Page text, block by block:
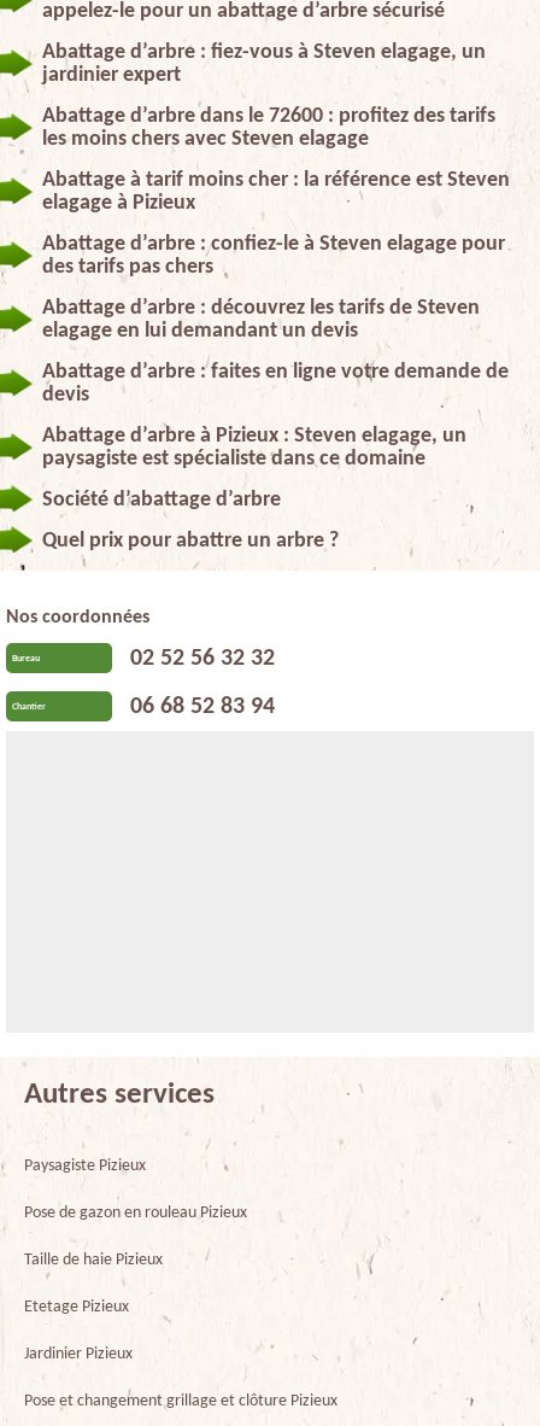
appelez-le pour un abattage d’arbre sécurisé
Abattage d’arbre : fiez-vous à Steven elagage, un
jardinier expert
Abattage d’arbre dans le 72600 : profitez des tarifs
les moins chers avec Steven elagage
Abattage à tarif moins cher : la référence est Steven
elagage à Pizieux
Abattage d’arbre : confiez-le à Steven elagage pour
des tarifs pas chers
Abattage d’arbre : découvrez les tarifs de Steven
elagage en lui demandant un devis
Abattage d’arbre : faites en ligne votre demande de
devis
Abattage d’arbre à Pizieux : Steven elagage, un
paysagiste est spécialiste dans ce domaine
Société d’abattage d’arbre
Quel prix pour abattre un arbre ?
Nos coordonnées
Bureau 02 52 56 32 32
Chantier 06 68 52 83 94
Autres services
Paysagiste Pizieux
Pose de gazon en rouleau Pizieux
Taille de haie Pizieux
Etetage Pizieux
Jardinier Pizieux
Pose et changement grillage et clôture Pizieux